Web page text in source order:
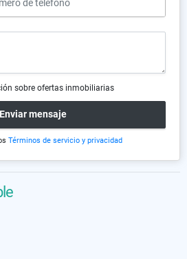
sobre ofertas inmobiliarias
Enviar mensaje
Términos de servicio y privacidad